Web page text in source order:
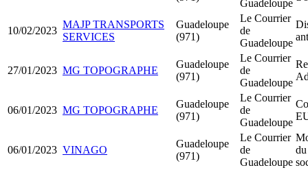
Guadeloupe
10/02/2023
MAJP TRANSPORTS
SERVICES
Guadeloupe
(971)
Le Courrier
de
Guadeloupe
27/01/2023 MG TOPOGRAPHE
Guadeloupe
(971)
Le Courrier
de
Guadeloupe
06/01/2023 MG TOPOGRAPHE
Guadeloupe
(971)
Le Courrier
de
Guadeloupe
06/01/2023 VINAGO
Guadeloupe
(971)
Le Courrier
de
Guadeloupe